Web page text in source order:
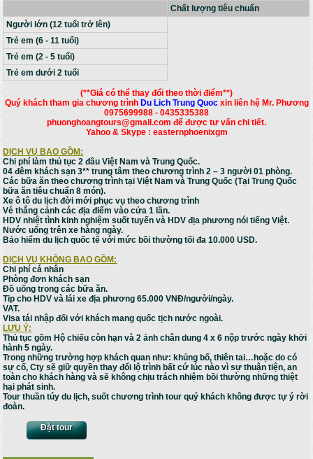
Chất lượng tiêu chuẩn
Người lớn (12 tuổi trở lên)
Trẻ em (6 - 11 tuổi)
Trẻ em (2 - 5 tuổi)
Trẻ em dưới 2 tuổi
(**Giá có thể thay đổi theo thời điểm**)
Quý khách tham gia chương trình Du Lich Trung Quocxin liên hệ Mr. Phương
0975699988 - 0435335388
phuonghoangtours@gmail.com để được tư vấn chi tiết.
Yahoo & Skype : easternphoenixgm
DỊCH VỤ BAO GỒM:
Chi phí làm thủ tục 2 đầu Việt Nam và Trung Quốc.
04 đêm khách sạn 3** trung tâm theo chương trình 2 – 3 người 01 phòng.
Các bữa ăn theo chương trình tại Việt Nam và Trung Quốc (Tại Trung Quốc
bữa ăn tiêu chuẩn 8 món).
Xe ô tô du lịch đời mới phục vụ theo chương trình
Vé thắng cảnh các địa điểm vào cửa 1 lần.
HDV nhiệt tình kinh nghiệm suốt tuyến và HDV địa phương nói tiếng Việt.
Nước uống trên xe hàng ngày.
Bảo hiểm du lịch quốc tế với mức bồi thường tối đa 10.000 USD.
DỊCH VỤ KHÔNG BAO GỒM:
Chi phí cá nhân
Phòng đơn khách sạn
Đồ uống trong các bữa ăn.
Tip cho HDV và lái xe địa phương 65.000 VNĐ/người/ngày.
VAT.
Visa tái nhập đối với khách mang quốc tịch nước ngoài.
LƯU Ý:
Thủ tục gồm Hộ chiếu còn hạn và 2 ảnh chân dung 4 x 6 nộp trước ngày khởi
hành 5 ngày.
Trong những trường hợp khách quan như: khủng bố, thiên tai…hoặc do có
sự cố, Cty sẽ giữ quyền thay đổi lộ trình bất cứ lúc nào vì sự thuận tiện, an
toàn cho khách hàng và sẽ không chịu trách nhiệm bồi thường những thiệt
hại phát sinh.
Tour thuần túy du lịch, suốt chương trình tour quý khách không được tự ý rời
đoàn.
Đặt tour